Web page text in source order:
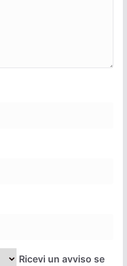
Ricevi un avviso se